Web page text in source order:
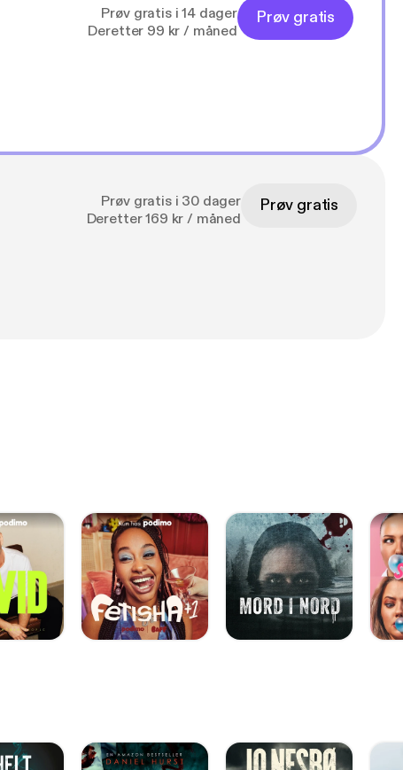
Prøv gratis i 14 dager
Deretter 99 kr / måned
Prøv gratis
Prøv gratis i 30 dager
Deretter 169 kr / måned
Prøv gratis